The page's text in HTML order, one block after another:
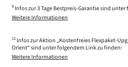
9 Infos zur 3 Tage Bestpreis-Garantie sind
Weitere Informationen
11 Infos zur Aktion „Kostenfreies Flexpaket-
Orient“ sind unter folgendem Link zu finden:
Weitere Informationen